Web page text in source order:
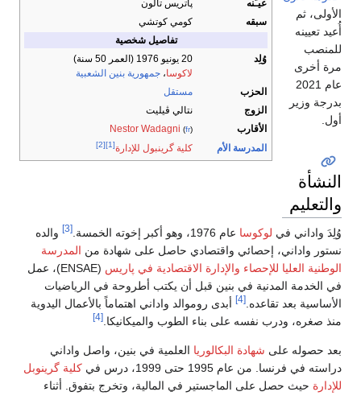
عيـَّنه
پاتريس تالون
سبقه
كومي كوتشي
تفاصيل شخصية
وُلِد
20 يونيو 1976
(العمر 50 سنة)
لاكوسا، جمهورية بنين الشعبية
الحزب
مستقل
الزوج
نتالي ڤيليت
الأقارب
Nestor Wadagni (fr)
المدرسة الأم كلية گرينبول للإدارة[1]
[2]
الأولى، ثم
أُعيد تعيينه
للمنصب
مرة أخرى
عام 2021
بدرجة وزير
أول.
النشأة
والتعليم
وُلِدَ واداني في لوكوسا عام 1976، وهو أكبر إخوته الخمسة. [3]
والده
نستور واداني، إحصائي واقتصادي حاصل على شهادة من المدرسة
الوطنية العليا للإحصاء والإدارة الاقتصادية في پاريس
(ENSAE)، عمل
في الخدمة المدنية في بنين قبل أن يكتب أطروحة في الرياضيات
الأساسية بعد تقاعده.[4]
أبدى روموالد واداني اهتماماً بالأعمال اليدوية
منذ صغره، ودرب نفسه على بناء الطوب والميكانيكا.[4]
بعد حصوله على شهادة البكالوريا العلمية في بنين، واصل واداني
دراسته في فرنسا. من عام 1995 حتى 1999، درس في
كلية گرينوبل
للإدارة حيث حصل على الماجستير في المالية، وتخرج بتفوق. أثناء